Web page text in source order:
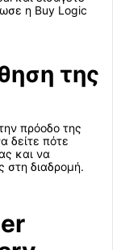
η Buy Logic
της
πρόοδο της
δείτε πότε
και να
στη διαδρομή.